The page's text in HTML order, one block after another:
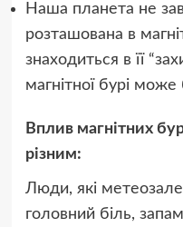
Наша планета не
розташована в
знаходиться в її
магнітної бурі
Вплив магнітних
різним:
Люди, які
головний біль,